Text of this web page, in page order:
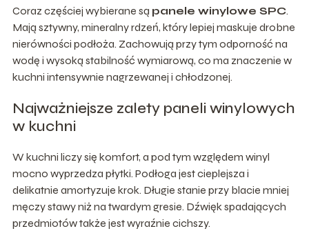
Coraz częściej wybierane są panele winylowe SPC.
Mają sztywny, mineralny rdzeń, który lepiej maskuje drobne
nierówności podłoża. Zachowują przy tym odporność na
wodę i wysoką stabilność wymiarową, co ma znaczenie w
kuchni intensywnie nagrzewanej i chłodzonej.
Najważniejsze zalety paneli winylowych
w kuchni
W kuchni liczy się komfort, a pod tym względem winyl
mocno wyprzedza płytki. Podłoga jest cieplejsza i
delikatnie amortyzuje krok. Długie stanie przy blacie mniej
męczy stawy niż na twardym gresie. Dźwięk spadających
przedmiotów także jest wyraźnie cichszy.